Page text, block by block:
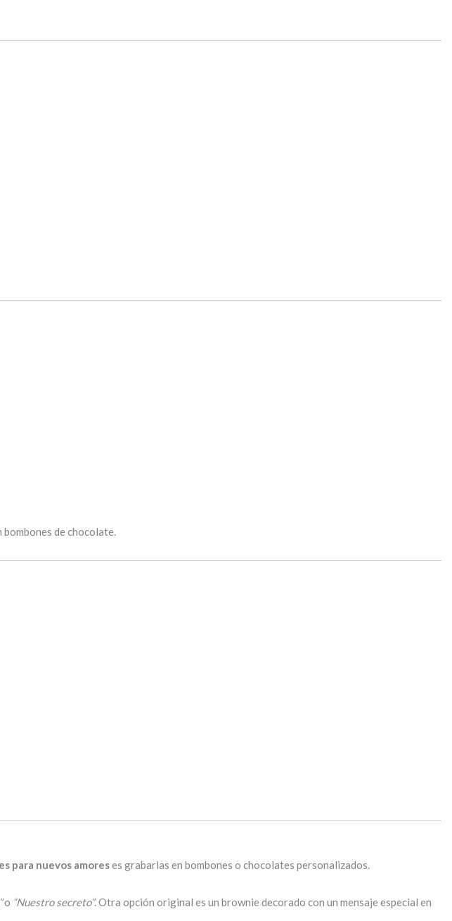
bombones de chocolate.
para nuevos amoreses grabarlas en bombones o chocolates personalizados.
o “Nuestro secreto”. Otra opción original es un brownie decorado con un mensaje especial en